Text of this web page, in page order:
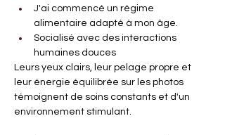
J'ai commencé un régime
alimentaire adapté à mon âge.
Socialisé avec des interactions
humaines douces
Leurs yeux clairs, leur pelage propre et
leur énergie équilibrée sur les photos
témoignent de soins constants et d'un
environnement stimulant.